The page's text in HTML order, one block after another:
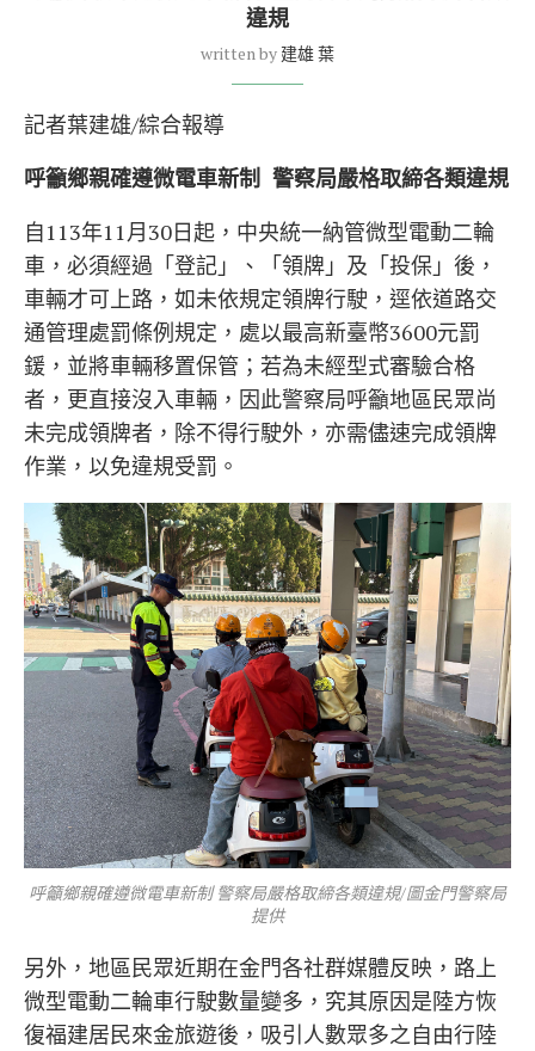
違規
written by 建雄 葉
記者葉建雄/綜合報導
呼籲鄉親確遵微電車新制 警察局嚴格取締各類違規
自113年11月30日起，中央統一納管微型電動二輪
車，必須經過「登記」、「領牌」及「投保」後，
車輛才可上路，如未依規定領牌行駛，逕依道路交
通管理處罰條例規定，處以最高新臺幣3600元罰
鍰，並將車輛移置保管；若為未經型式審驗合格
者，更直接沒入車輛，因此警察局呼籲地區民眾尚
未完成領牌者，除不得行駛外，亦需儘速完成領牌
作業，以免違規受罰。
呼籲鄉親確遵微電車新制 警察局嚴格取締各類違規/圖金門警察局
提供
另外，地區民眾近期在金門各社群媒體反映，路上
微型電動二輪車行駛數量變多，究其原因是陸方恢
復福建居民來金旅遊後，吸引人數眾多之自由行陸